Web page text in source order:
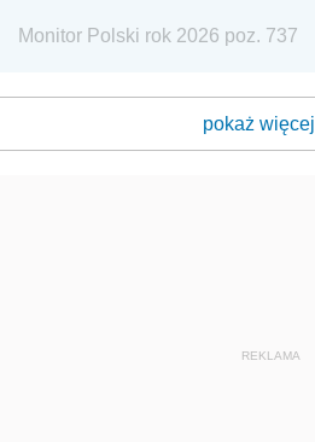
Monitor Polski rok 2026 poz. 737
pokaż więcej
REKLAMA